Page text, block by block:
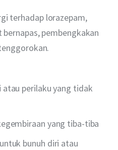
terhadap lorazepam,
pembengkakan
atau perilaku yang tidak
yang tiba-tiba
bunuh diri atau